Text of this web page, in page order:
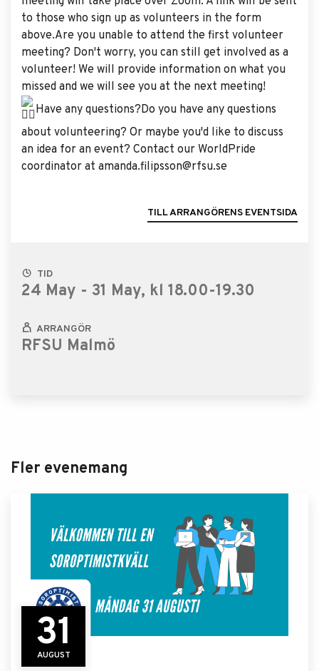
TID
24 May - 31 May, kl 18.00-19.30
ARRANGÖR
RFSU Malmö
to those who sign up as volunteers in the form
above.Are you unable to attend the first volunteer
meeting? Don't worry, you can still get involved as a
volunteer! We will provide information on what you
missed and we will see you at the next meeting!
Have any questions?Do you have any questions
about volunteering? Or maybe you'd like to discuss
an idea for an event? Contact our WorldPride
coordinator at amanda.filipsson@rfsu.se
TILL ARRANGÖRENS EVENTSIDA
Fler evenemang
31
AUGUST